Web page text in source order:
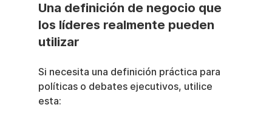
Una definición de negocio que
los líderes realmente pueden
utilizar
Si necesita una definición práctica para
políticas o debates ejecutivos, utilice
esta: